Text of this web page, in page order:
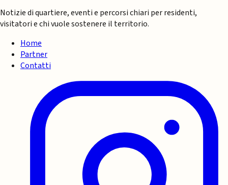
Notizie di quartiere, eventi e percorsi chiari per residenti,
visitatori e chi vuole sostenere il territorio.
Home
Partner
Contatti